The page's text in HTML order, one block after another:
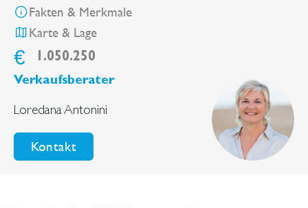
Fakten & Merkmale
Karte & Lage
€ 1.050.250
Verkaufsberater
Loredana Antonini
Kontakt